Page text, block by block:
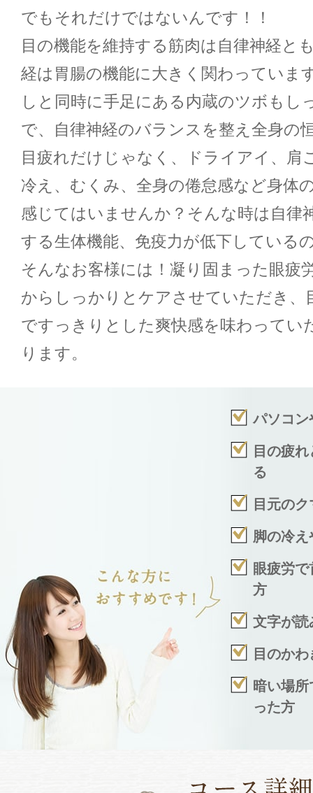
でもそれだけではないんです！！
目の機能を維持する筋肉は自律神経と
経は胃腸の機能に大きく関わっていま
しと同時に手足にある内蔵のツボもし
で、自律神経のバランスを整え全身の
目疲れだけじゃなく、ドライアイ、肩
冷え、むくみ、全身の倦怠感など身体
感じてはいませんか？そんな時は自律
する生体機能、免疫力が低下している
そんなお客様には！凝り固まった眼疲
からしっかりとケアさせていただき、
ですっきりとした爽快感を味わってい
ります。
パソコ
目の疲
る
目元の
脚の冷
眼疲労
方
文字が
目のか
暗い場
った方